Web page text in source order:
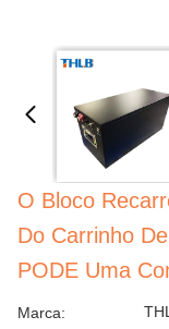
O Bloco
Do Carrinho
PODE Uma
Marca: